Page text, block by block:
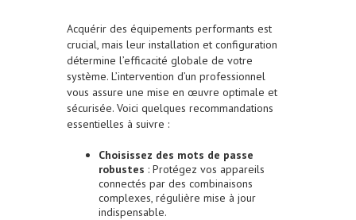
Acquérir des équipements performants est
crucial, mais leur installation et configuration
détermine l’efficacité globale de votre
système. L’intervention d’un professionnel
vous assure une mise en œuvre optimale et
sécurisée. Voici quelques recommandations
essentielles à suivre :
Choisissez des mots de passe
robustes : Protégez vos appareils
connectés par des combinaisons
complexes, régulière mise à jour
indispensable.